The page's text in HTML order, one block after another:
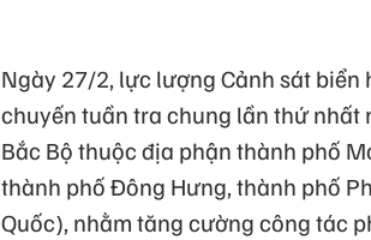
Ngày 27/2, lực lượng Cảnh sát
chuyến tuần tra chung lần thứ nhất
Bắc Bộ thuộc địa phận thành phố
thành phố Đông Hưng, thành phố
Quốc), nhằm tăng cường công tác